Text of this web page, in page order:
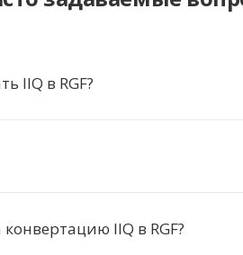
IIQ в RGF?
IIQ в RGF?